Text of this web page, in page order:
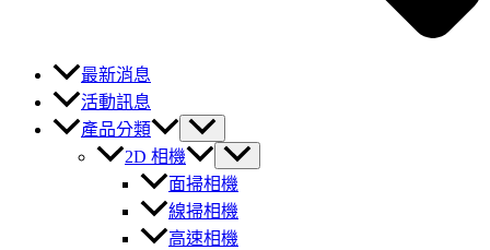
最新消息
活動訊息
產品分類
2D 相機
面掃相機
線掃相機
高速相機